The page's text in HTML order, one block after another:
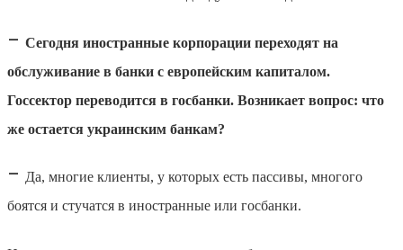
– Сегодня иностранные корпорации переходят на
обслуживание в банки с европейским капиталом.
Госсектор переводится в госбанки. Возникает вопрос: что
же остается украинским банкам?
– Да, многие клиенты, у которых есть пассивы, многого
боятся и стучатся в иностранные или госбанки.